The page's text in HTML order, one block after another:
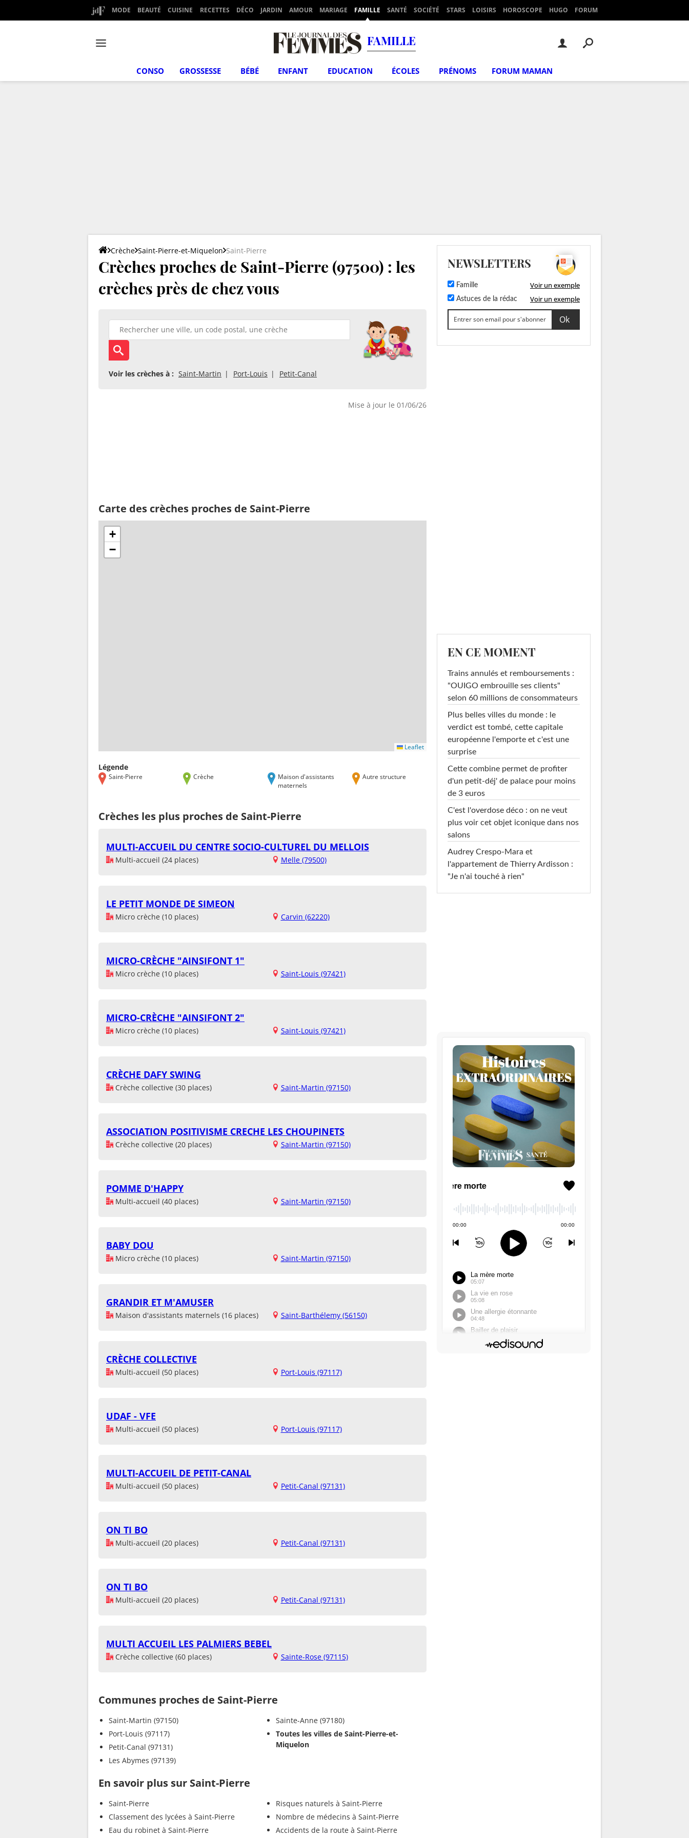
MODE BEAUTÉ CUISINE RECETTES DÉCO JARDIN AMOUR MARIAGE FAMILLE SANTÉ SOCIÉTÉ STARS LOISIRS HOROSCOPE HUGO FORUM
FAMILLE
CONSO GROSSESSE BÉBÉ ENFANT EDUCATION ÉCOLES PRÉNOMS FORUM MAMAN
Crèche Saint-Pierre-et-Miquelon Saint-Pierre
Crèches proches de Saint-Pierre (97500) : les
crèches près de chez vous
Voir les crèches à : Saint-Martin Port-Louis Petit-Canal
Mise à jour le 01/06/26
Carte des crèches proches de Saint-Pierre
+
−
Leaflet
Légende
Saint-Pierre Crèche
Maison d'assistants
maternels
Autre structure
Crèches les plus proches de Saint-Pierre
MULTI-ACCUEIL DU CENTRE SOCIO-CULTUREL DU MELLOIS
Multi-accueil (24 places) Melle (79500)
LE PETIT MONDE DE SIMEON
Micro crèche (10 places) Carvin (62220)
MICRO-CRÈCHE "AINSIFONT 1"
Micro crèche (10 places) Saint-Louis (97421)
MICRO-CRÈCHE "AINSIFONT 2"
Micro crèche (10 places) Saint-Louis (97421)
CRÈCHE DAFY SWING
Crèche collective (30 places) Saint-Martin (97150)
ASSOCIATION POSITIVISME CRECHE LES CHOUPINETS
Crèche collective (20 places) Saint-Martin (97150)
POMME D'HAPPY
Multi-accueil (40 places) Saint-Martin (97150)
BABY DOU
Micro crèche (10 places) Saint-Martin (97150)
GRANDIR ET M'AMUSER
Maison d'assistants maternels (16 places) Saint-Barthélemy (56150)
CRÈCHE COLLECTIVE
Multi-accueil (50 places) Port-Louis (97117)
UDAF - VFE
Multi-accueil (50 places) Port-Louis (97117)
MULTI-ACCUEIL DE PETIT-CANAL
Multi-accueil (50 places) Petit-Canal (97131)
ON TI BO
Multi-accueil (20 places) Petit-Canal (97131)
ON TI BO
Multi-accueil (20 places) Petit-Canal (97131)
MULTI ACCUEIL LES PALMIERS BEBEL
Crèche collective (60 places) Sainte-Rose (97115)
Communes proches de Saint-Pierre
Saint-Martin (97150)
Port-Louis (97117)
Petit-Canal (97131)
Les Abymes (97139)
Sainte-Anne (97180)
Toutes les villes de Saint-Pierre-et-
Miquelon
En savoir plus sur Saint-Pierre
Saint-Pierre
Classement des lycées à Saint-Pierre
Eau du robinet à Saint-Pierre
Risques naturels à Saint-Pierre
Nombre de médecins à Saint-Pierre
Accidents de la route à Saint-Pierre
NEWSLETTERS
Famille Voir un exemple
Astuces de la rédac Voir un exemple
EN CE MOMENT
Trains annulés et remboursements :
"OUIGO embrouille ses clients"
selon 60 millions de consommateurs
Plus belles villes du monde : le
verdict est tombé, cette capitale
européenne l'emporte et c'est une
surprise
Cette combine permet de profiter
d'un petit-déj' de palace pour moins
de 3 euros
C'est l'overdose déco : on ne veut
plus voir cet objet iconique dans nos
salons
Audrey Crespo-Mara et
l'appartement de Thierry Ardisson :
"Je n'ai touché à rien"